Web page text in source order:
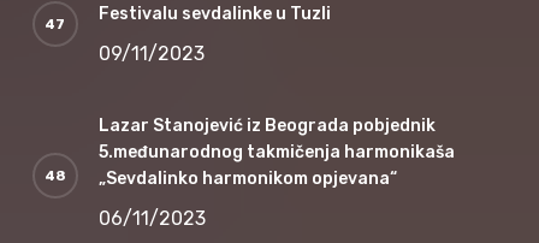
Festivalu sevdalinke u Tuzli
09/11/2023
Lazar Stanojević iz Beograda pobjednik
5.međunarodnog takmičenja harmonikaša
„Sevdalinko harmonikom opjevana“
06/11/2023